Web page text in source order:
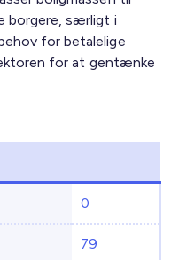
borgere, særligt i
for betalelige
for at gentænke
0
79